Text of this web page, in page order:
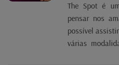
The Spot é
pensar nos
possível
várias